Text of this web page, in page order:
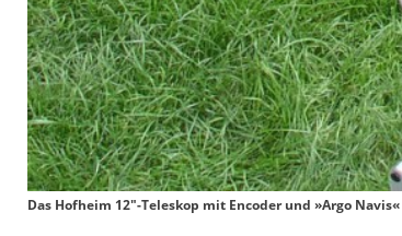
Das Hofheim 12"-Teleskop mit Encoder und »Argo